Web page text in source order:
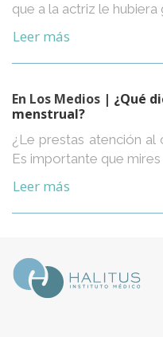
que a la actriz le
Leer más
En Los Medios | ¿Qué
menstrual?
¿Le prestas atención al
Es importante que mires
Leer más